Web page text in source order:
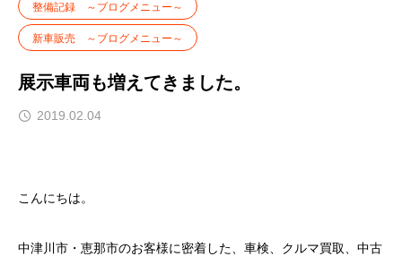
整備記録 ～ブログメニュー～
新車販売 ～ブログメニュー～
展示車両も増えてきました。
2019.02.04
こんにちは。
中津川市・恵那市のお客様に密着した、車検、クルマ買取、中古